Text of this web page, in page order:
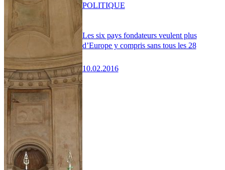
Les six pays fondateurs veulent plus
d’Europe y compris sans tous les 28
10.02.2016
POLITIQUE